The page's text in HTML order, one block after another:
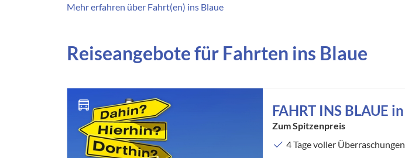
Mehr erfahren über Fahrt(en) ins Blaue
Reiseangebote für Fahrten ins Blaue
FAHRT INS BLAUE
Zum Spitzenpreis
4 Tage voller Überraschungen